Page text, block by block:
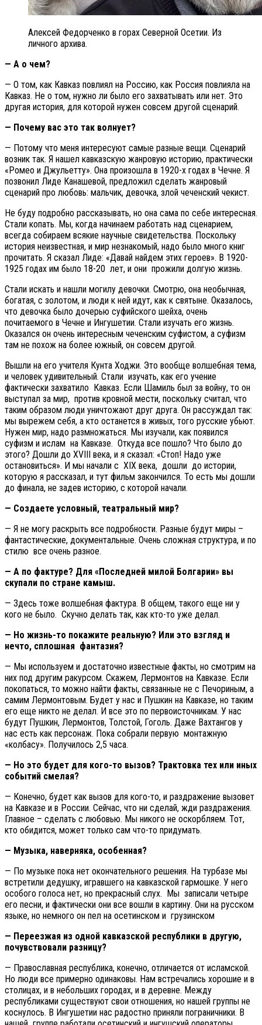
Алексей Федорченко в горах Северной Осетии. Из
личного архива.
— А о чем?
— О том, как Кавказ повлиял на Россию, как Россия повлияла на
Кавказ. Не о том, нужно ли было его захватывать или нет. Это
другая история, для которой нужен совсем другой сценарий.
— Почему вас это так волнует?
— Потому что меня интересуют самые разные вещи. Сценарий
возник так. Я нашел кавказскую жанровую историю, практически
«Ромео и Джульетту». Она произошла в 1920-х годах в Чечне. Я
позвонил Лиде Канашевой, предложил сделать жанровый
сценарий про любовь: мальчик, девочка, злой чеченский чекист.
Не буду подробно рассказывать, но она сама по себе интересная.
Стали копать. Мы, когда начинаем работать над сценарием,
всегда собираем всякие научные свидетельства. Поскольку
история неизвестная, и мир незнакомый, надо было много книг
прочитать. Я сказал Лиде: «Давай найдем этих героев». В 1920-
1925 годах им было 18-20 лет, и они прожили долгую жизнь.
Стали искать и нашли могилу девочки. Смотрю, она необычная,
богатая, с золотом, и люди к ней идут, как к святыне. Оказалось,
что девочка было дочерью суфийского шейха, очень
почитаемого в Чечне и Ингушетии. Стали изучать его жизнь.
Оказался он очень интересным чеченским суфистом, а суфизм
там не похож на более южный, он совсем другой.
Вышли на его учителя Кунта Ходжи. Это вообще волшебная тема,
и человек удивительный. Стали изучать, как его учение
фактически захватило Кавказ. Если Шамиль был за войну, то он
выступал за мир, против кровной мести, поскольку считал, что
таким образом люди уничтожают друг друга. Он рассуждал так:
мы вырежем себя, а кто останется в живых, того русские убьют.
Нужен мир, надо размножаться. Мы изучали, как появился
суфизм и ислам на Кавказе. Откуда все пошло? Что было до
этого? Дошли до XVIII века, и я сказал: «Стоп! Надо уже
остановиться». И мы начали с XIX века, дошли до истории,
которую я рассказал, и тут фильм закончился. То есть мы дошли
до финала, не задев историю, с которой начали.
— Создаете условный, театральный мир?
— Я не могу раскрыть все подробности. Разные будут миры –
фантастические, документальные. Очень сложная структура, и по
стилю все очень разное.
— А по фактуре? Для «Последней милой Болгарии» вы
скупали по стране камыш.
— Здесь тоже волшебная фактура. В общем, такого еще ни у
кого не было. Скучно делать так, как кто-то уже делал.
— Но жизнь-то покажите реальную? Или это взгляд и
нечто, сплошная фантазия?
— Мы используем и достаточно известные факты, но смотрим на
них под другим ракурсом. Скажем, Лермонтов на Кавказе. Если
покопаться, то можно найти факты, связанные не с Печориным, а
самим Лермонтовым. Будет у нас и Пушкин на Кавказе, но таким
его еще никто не делал. И все это по первоисточникам. У нас
будут Пушкин, Лермонтов, Толстой, Гоголь. Даже Вахтангов у
нас есть как персонаж. Пока собрали первую монтажную
«колбасу». Получилось 2,5 часа.
— Но это будет для кого-то вызов? Трактовка тех или иных
событий смелая?
— Конечно, будет как вызов для кого-то, и раздражение вызовет
на Кавказе и в России. Сейчас, что ни сделай, жди раздражения.
Главное – сделать с любовью. Мы никого не оскорбляем. Тот,
кто обидится, может только сам что-то придумать.
— Музыка, наверняка, особенная?
— По музыке пока нет окончательного решения. На турбазе мы
встретили дедушку, игравшего на кавказской гармошке. У него
особого голоса нет, но прекрасный слух. Мы записали четыре
его песни, и фактически они все вошли в картину. Они на русском
языке, но немного он пел на осетинском и грузинском
— Переезжая из одной кавказской республики в другую,
почувствовали разницу?
— Православная республика, конечно, отличается от исламской.
Но люди все примерно одинаковы. Нам встречались хорошие и в
столицах, и в небольших городах, и в деревне. Между
республиками существуют свои отношения, но нашей группы не
коснулось. В Ингушетии нас радостно приняли пограничники. В